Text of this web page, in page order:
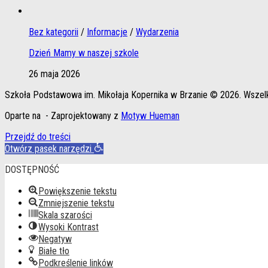
Bez kategorii / Informacje / Wydarzenia
Dzień Mamy w naszej szkole
26 maja 2026
Szkoła Podstawowa im. Mikołaja Kopernika w Brzanie © 2026.
Oparte na - Zaprojektowany z Motyw Hueman
Przejdź do treści
Otwórz pasek narzędzi
DOSTĘPNOŚĆ
Powiększenie tekstu
Zmniejszenie tekstu
Skala szarości
Wysoki Kontrast
Negatyw
Białe tło
Podkreślenie linków